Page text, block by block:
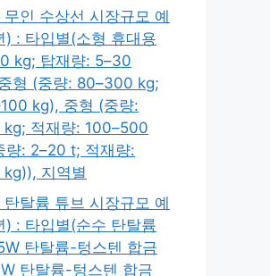
인 수상선 시장규모 예
: 타입별(소형 휴대용
kg; 탑재량: 5–30
형 (중량: 80–300 kg;
kg), 중형 (중량:
적재량: 100–500
량: 2–20 t; 적재량:
지역별
탈륨 튜브 시장규모 예
: 타입별(순수 탄탈륨
탄탈륨-텅스텐 합금
탄탈륨-텅스텐 합금